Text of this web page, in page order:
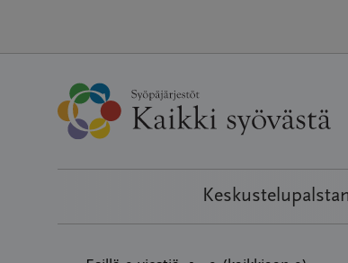
sisältöön